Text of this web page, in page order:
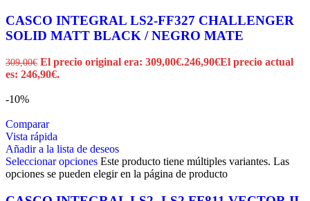
CASCO INTEGRAL LS2-FF327 CHALLENGER
SOLID MATT BLACK / NEGRO MATE
309,00€ El precio original era: 309,00€.246,90€El precio actual
es: 246,90€.
-10%
Comparar
Vista rápida
Añadir a la lista de deseos
Seleccionar opciones Este producto tiene múltiples variantes. Las
opciones se pueden elegir en la página de producto